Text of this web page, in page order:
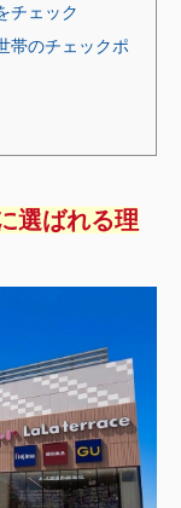
チェック
帯のチェックポ
選ばれる理